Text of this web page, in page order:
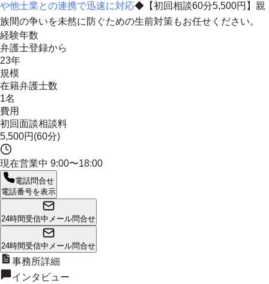
や他士業との連携で迅速に対応◆【初回相談60分5,500円】親
族間の争いを未然に防ぐための生前対策もお任せください。
経験年数
弁護士登録から
23年
規模
在籍弁護士数
1名
費用
初回面談相談料
5,500円(60分)
現在営業中 9:00〜18:00
電話問合せ
電話番号を表示
24時間受信中 メール問合せ
24時間受信中 メール問合せ
事務所詳細
インタビュー